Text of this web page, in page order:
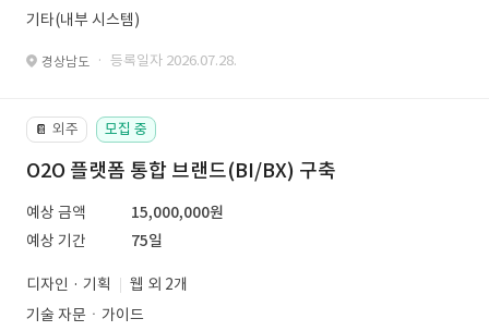
기타(내부 시스템)
경상남도 · 등록일자 2026.07.28.
📔 외주 모집 중
O2O 플랫폼 통합 브랜드(BI/BX) 구축
예상 금액
15,000,000원
예상 기간
75일
디자인 · 기획
웹 외 2개
기술 자문ㆍ가이드